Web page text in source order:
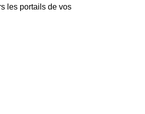
les portails de vos